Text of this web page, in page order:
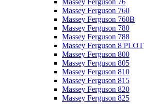
Massey Ferguson 76
Massey Ferguson 760
Massey Ferguson 760B
Massey Ferguson 780
Massey Ferguson 788
Massey Ferguson 8 PLOT
Massey Ferguson 800
Massey Ferguson 805
Massey Ferguson 810
Massey Ferguson 815
Massey Ferguson 820
Massey Ferguson 825